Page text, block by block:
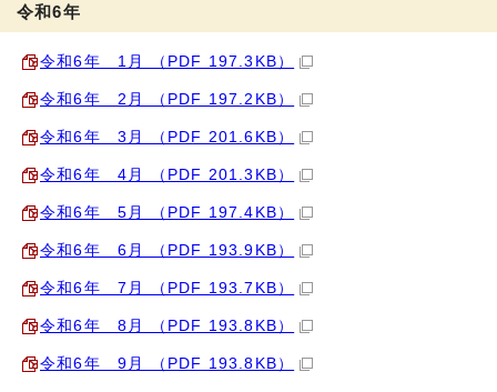
令和6年
令和6年 1月 （PDF 197.3KB）
令和6年 2月 （PDF 197.2KB）
令和6年 3月 （PDF 201.6KB）
令和6年 4月 （PDF 201.3KB）
令和6年 5月 （PDF 197.4KB）
令和6年 6月 （PDF 193.9KB）
令和6年 7月 （PDF 193.7KB）
令和6年 8月 （PDF 193.8KB）
令和6年 9月 （PDF 193.8KB）